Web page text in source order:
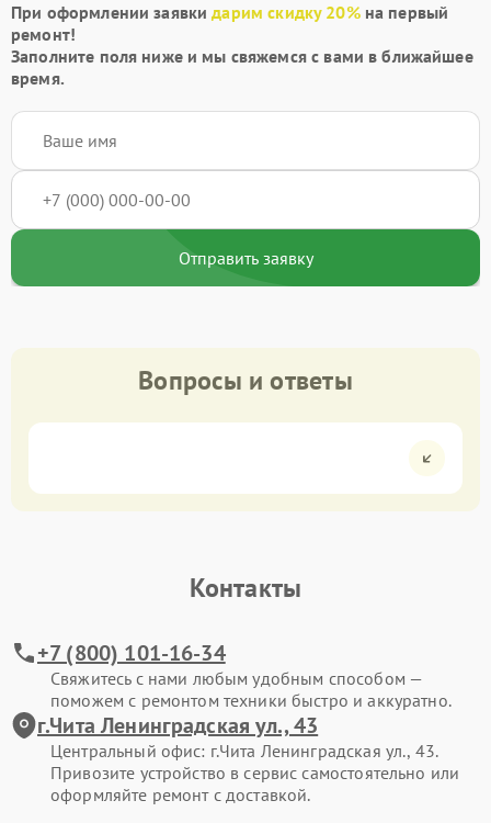
При оформлении заявкидарим скидку 20%на первый
ремонт!
Заполните поля ниже и мы свяжемся с вами в ближайшее
время.
Отправить заявку
Вопросы и ответы
Контакты
+7 (800) 101-16-34
Свяжитесь с нами любым удобным способом —
поможем с ремонтом техники быстро и аккуратно.
г.Чита Ленинградская ул., 43
Центральный офис: г.Чита Ленинградская ул., 43.
Привозите устройство в сервис самостоятельно или
оформляйте ремонт с доставкой.